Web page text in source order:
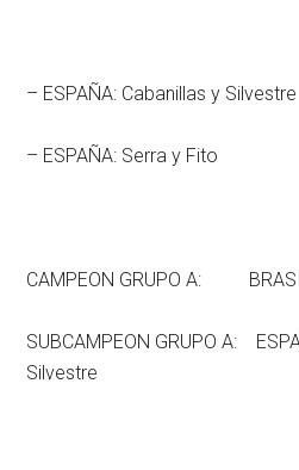
– ESPAÑA: Cabanillas y
– ESPAÑA: Serra y
CAMPEON GRUPO A:
SUBCAMPEON GRUPO A:
Silvestre